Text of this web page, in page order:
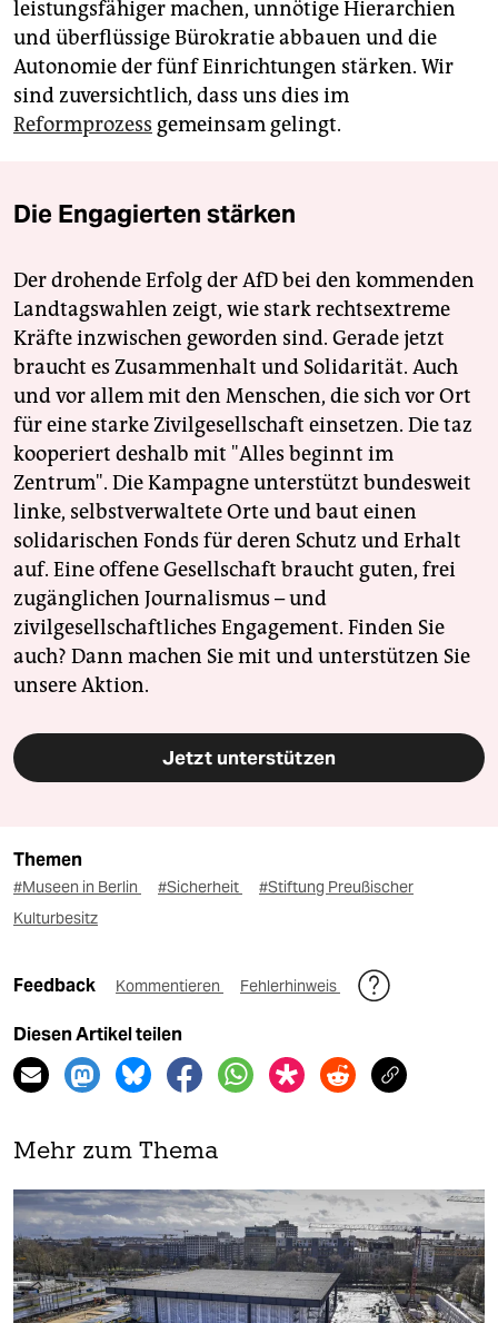
leistungsfähiger machen, unnötige Hierarchien
und überflüssige Bürokratie abbauen und die
Autonomie der fünf Einrichtungen stärken. Wir
sind zuversichtlich, dass uns dies im
Reformprozess gemeinsam gelingt.
Die Engagierten stärken
Der drohende Erfolg der AfD bei den kommenden
Landtagswahlen zeigt, wie stark rechtsextreme
Kräfte inzwischen geworden sind. Gerade jetzt
braucht es Zusammenhalt und Solidarität. Auch
und vor allem mit den Menschen, die sich vor Ort
für eine starke Zivilgesellschaft einsetzen. Die taz
kooperiert deshalb mit "Alles beginnt im
Zentrum". Die Kampagne unterstützt bundesweit
linke, selbstverwaltete Orte und baut einen
solidarischen Fonds für deren Schutz und Erhalt
auf. Eine offene Gesellschaft braucht guten, frei
zugänglichen Journalismus – und
zivilgesellschaftliches Engagement. Finden Sie
auch? Dann machen Sie mit und unterstützen Sie
unsere Aktion.
Jetzt unterstützen
Themen
#Museen in Berlin #Sicherheit
#Stiftung Preußischer
Kulturbesitz
Feedback Kommentieren Fehlerhinweis
Diesen Artikel teilen
Mehr zum Thema